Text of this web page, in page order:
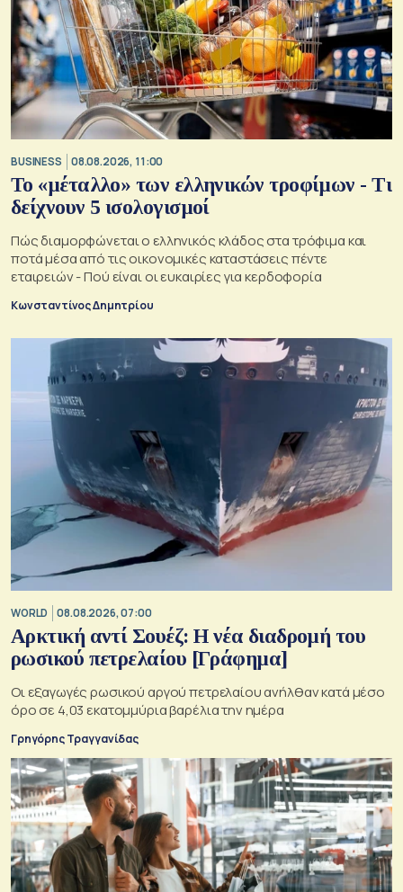
BUSINESS 08.08.2026, 11:00
Το «μέταλλο» των ελληνικών τροφίμων - Τι
δείχνουν 5 ισολογισμοί
Πώς διαμορφώνεται ο ελληνικός κλάδος στα τρόφιμα και
ποτά μέσα από τις οικονομικές καταστάσεις πέντε
εταιρειών - Πού είναι οι ευκαιρίες για κερδοφορία
Κωνσταντίνος Δημητρίου
WORLD 08.08.2026, 07:00
Αρκτική αντί Σουέζ: Η νέα διαδρομή του
ρωσικού πετρελαίου [Γράφημα]
Οι εξαγωγές ρωσικού αργού πετρελαίου ανήλθαν κατά μέσο
όρο σε 4,03 εκατομμύρια βαρέλια την ημέρα
Γρηγόρης Τραγγανίδας